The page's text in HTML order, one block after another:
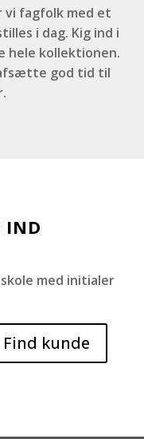
vi fagfolk med et
i dag. Kig ind i
hele kollektionen.
god tid til
IND
med initialer